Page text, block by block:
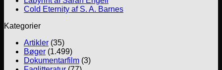
Cold Eternity af S. A. Barnes
Kategorier
Artikler (35)
Bøger (1.499)
Dokumentarfilm (3)